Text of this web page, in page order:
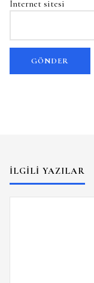
İnternet sitesi
İLGILI YAZILAR